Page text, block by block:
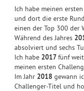
Ich habe meinen
und dort die erste
einen der Top 300 der
Während des Jahres
absolviert und sechs
Ich habe 2017fünf
meinen ersten
Im Jahr 2018 gewann
Challenger-Titel und